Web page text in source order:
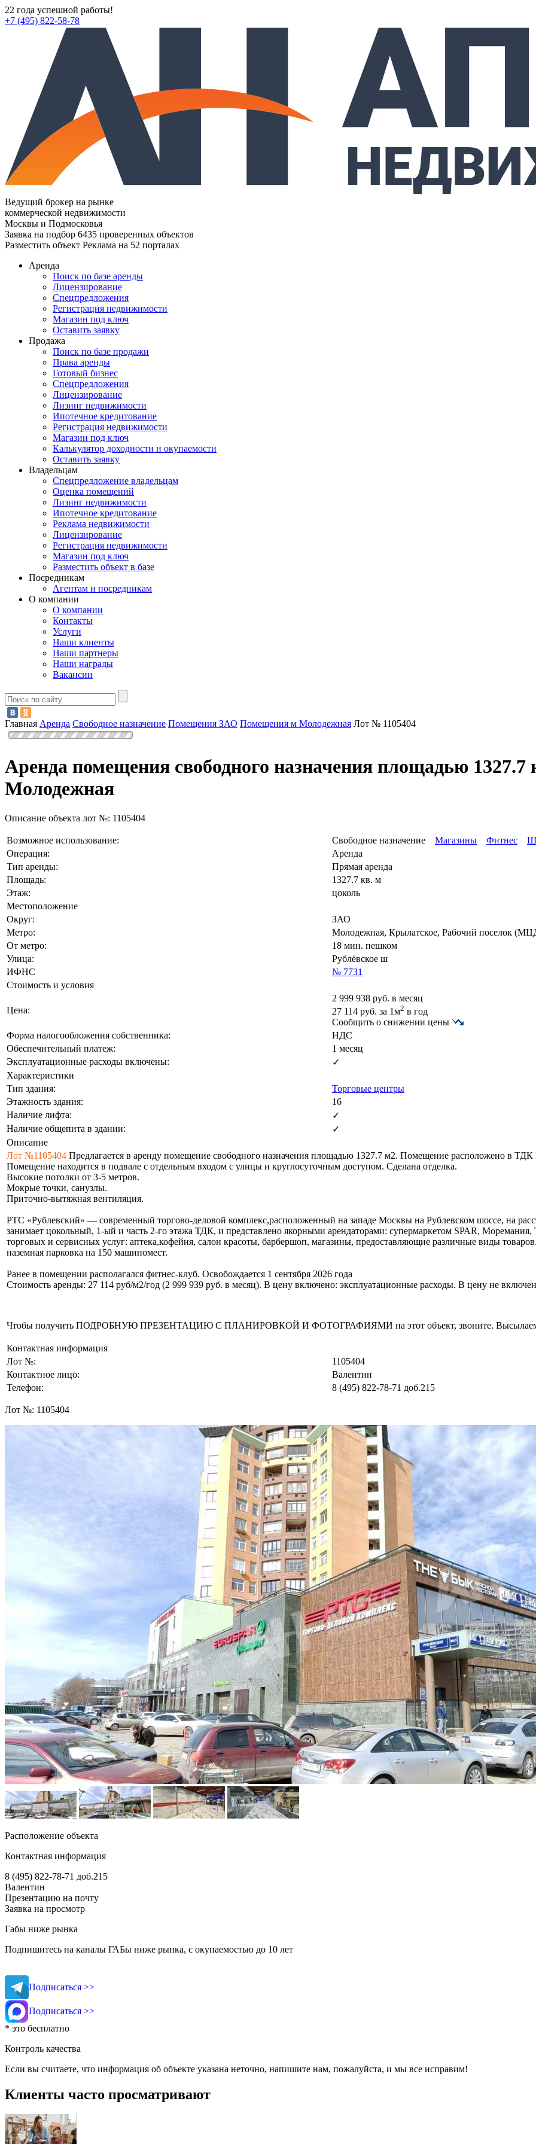
22 года успешной работы!
+7 (495) 822-58-78
Ведущий брокер на рынке
коммерческой недвижимости
Москвы и Подмосковья
Заявка на подбор 6435 проверенных объектов
Разместить объект Реклама на 52 порталах
Аренда
Поиск по базе аренды
Лицензирование
Спецпредложения
Регистрация недвижимости
Магазин под ключ
Оставить заявку
Продажа
Поиск по базе продажи
Права аренды
Готовый бизнес
Спецпредложения
Лицензирование
Лизинг недвижимости
Ипотечное кредитование
Регистрация недвижимости
Магазин под ключ
Калькулятор доходности и окупаемости
Оставить заявку
Владельцам
Спецпредложение владельцам
Оценка помещений
Лизинг недвижимости
Ипотечное кредитование
Реклама недвижимости
Лицензирование
Регистрация недвижимости
Магазин под ключ
Разместить объект в базе
Посредникам
Агентам и посредникам
О компании
О компании
Контакты
Услуги
Наши клиенты
Наши партнеры
Наши награды
Вакансии
Главная Аренда Свободное назначение Помещения ЗАО Помещения м Молодежная Лот № 1105404
Аренда помещения свободного назначения площадью
Молодежная
Описание объекта лот №: 1105404
Возможное использование: Свободное назначение Магазины Фитнес
Операция:
Аренда
Тип аренды:
Прямая аренда
Площадь:
1327.7 кв. м
Этаж:
цоколь
Местоположение
Округ:
ЗАО
Метро:
Молодежная, Крылатское, Рабочий поселок
От метро:
18 мин. пешком
Улица:
Рублёвское ш
ИФНС
№ 7731
Стоимость и условия
Цена:
2 999 938 руб. в месяц
27 114 руб. за 1м2 в год
Сообщить о снижении цены
Форма налогообложения собственника:
НДС
Обеспечительный платеж:
1 месяц
Эксплуатационные расходы включены:
✓
Характеристики
Тип здания:
Торговые центры
Этажность здания:
16
Наличие лифта:
✓
Наличие общепита в здании:
✓
Описание
Лот №1105404 Предлагается в аренду помещение свободного назначения площадью 1327.7 м2. Помещение расположено в ТДК
Помещение находится в подвале с отдельным входом с улицы и круглосуточным доступом. Сделана отделка.
Высокие потолки от 3-5 метров.
Мокрые точки, санузлы.
Приточно-вытяжная вентиляция.
РТС «Рублевский» — современный торгово-деловой комплекс,расположенный на западе Москвы на Рублевском шоссе, на
занимает цокольный, 1-ый и часть 2-го этажа ТДК, и представлено якорными арендаторами: супермаркетом SРАR,
торговых и сервисных услуг: аптека,кофейня, салон красоты, барбершоп, магазины, предоставляющие различные виды
наземная парковка на 150 машиномест.
Ранее в помещении располагался фитнес-клуб. Освобождается 1 сентября 2026 года
Стоимость аренды: 27 114 руб/м2/год (2 999 939 руб. в месяц). В цену включено: эксплуатационные расходы. В цену не
Чтобы получить ПОДРОБНУЮ ПРЕЗЕНТАЦИЮ С ПЛАНИРОВКОЙ И ФОТОГРАФИЯМИ на этот объект, звоните. Высылаем в
Контактная информация
Лот №:
1105404
Контактное лицо:
Валентин
Телефон:
8 (495) 822-78-71 доб.215
Лот №: 1105404
Расположение объекта
Контактная информация
8 (495) 822-78-71 доб.215
Валентин
Презентацию на почту
Заявка на просмотр
Габы ниже рынка
Подпишитесь на каналы ГАБы ниже рынка, с окупаемостью до 10 лет
Подписаться >>
Подписаться >>
* это бесплатно
Контроль качества
Если вы считаете, что информация об объекте указана неточно, напишите нам, пожалуйста, и мы все исправим!
Клиенты часто просматривают